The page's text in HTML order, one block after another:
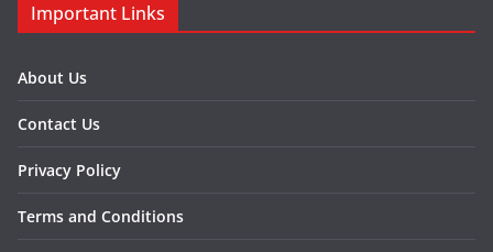
Important Links
About Us
Contact Us
Privacy Policy
Terms and Conditions